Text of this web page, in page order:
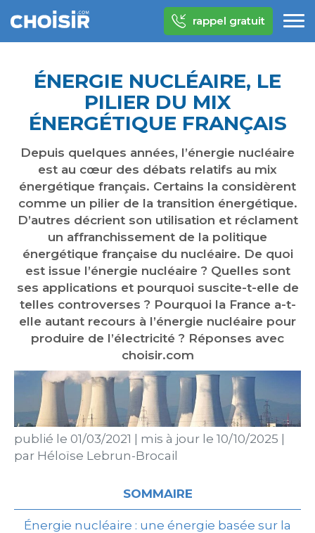
rappel gratuit
ÉNERGIE NUCLÉAIRE, LE
PILIER DU MIX
ÉNERGÉTIQUE FRANÇAIS
Depuis quelques années, l’énergie nucléaire
est au cœur des débats relatifs au mix
énergétique français. Certains la considèrent
comme un pilier de la transition énergétique.
D’autres décrient son utilisation et réclament
un affranchissement de la politique
énergétique française du nucléaire. De quoi
est issue l’énergie nucléaire ? Quelles sont
ses applications et pourquoi suscite-t-elle de
telles controverses ? Pourquoi la France a-t-
elle autant recours à l’énergie nucléaire pour
produire de l’électricité ? Réponses avec
choisir.com
publié le 01/03/2021 mis à jour le 10/10/2025
par Héloïse Lebrun-Brocail
SOMMAIRE
Énergie nucléaire : une énergie basée sur la